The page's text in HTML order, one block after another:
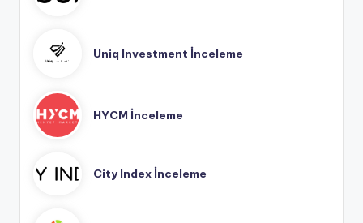
Uniq Investment İnceleme
HYCM İnceleme
City Index İnceleme